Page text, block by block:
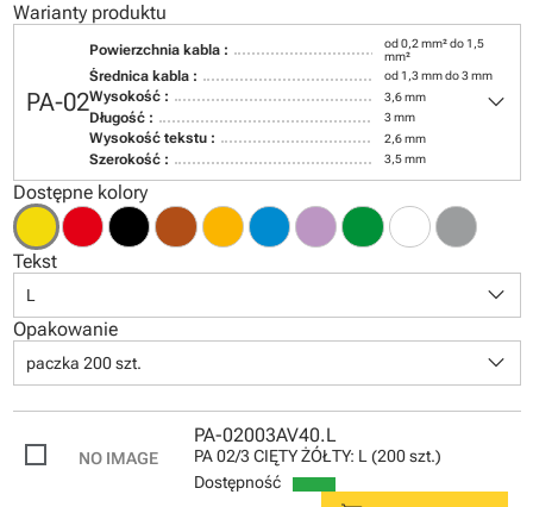
Warianty produktu
PA-02
Powierzchnia kabla :
od 0,2 mm² do 1,5
mm²
Średnica kabla : od 1,3 mm do 3 mm
Wysokość : 3,6 mm
Długość : 3 mm
Wysokość tekstu : 2,6 mm
Szerokość : 3,5 mm
keyboard_arrow_down
Dostępne kolory
Tekst
L keyboard_arrow_down
Opakowanie
paczka 200 szt. keyboard_arrow_down
PA-02003AV40.L
PA 02/3 CIĘTY ŻÓŁTY: L (200 szt.)
Dostępność